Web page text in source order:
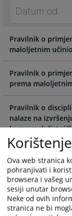
forward
to
interact
with
the
calendar
and
select
a
date.
Press
the
question
mark
key
to
Pravilnik o
maloljetnim
Pravilnik o
prema
Pravilnik o
nalaze na
kazne
Program
rade na
zaštite djece i
Ova web stranica
pohranjivati i
browsera i vašeg
sesiji unutar
Neke od ovih
stranica ne bi